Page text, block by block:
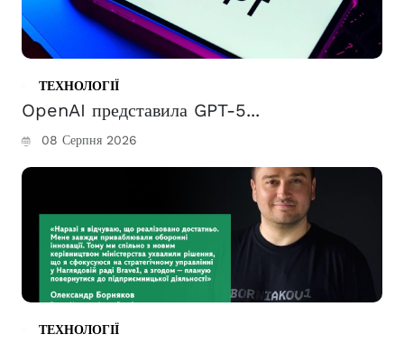
ТЕХНОЛОГІЇ
OpenAI представила GPT-5...
08 Серпня 2026
ТЕХНОЛОГІЇ